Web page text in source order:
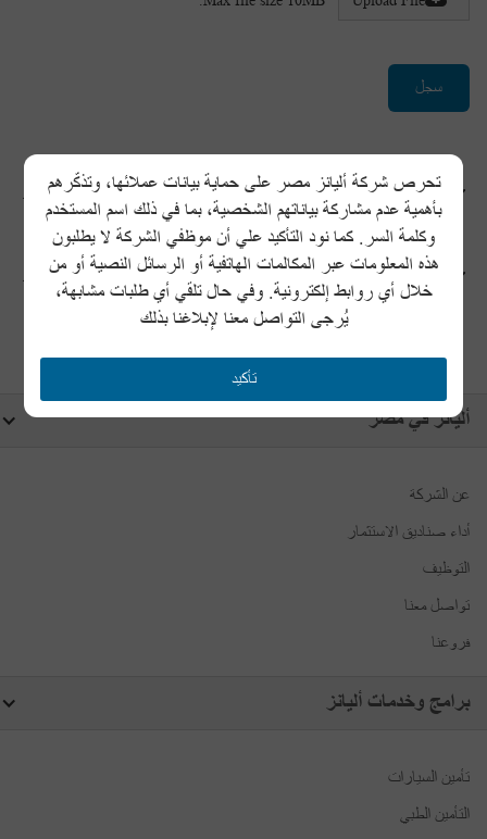
Allianz is fully committed to a workplace free of discrimination and
actively promotes equal opportunities where all candidates have the
same opportunity.
Allianz is committed to building a diverse workplace and recognizes
that diverse employees bring varied skills, knowledge, backgrounds
and perspectives to the workplace.
أليانز في مصر
عن الشركة
أداء صناديق الاستثمار
التوظيف
تواصل معنا
فروعنا
برامج وخدمات أليانز
تأمين السيارات
التأمين الطبي
تحرص شركة أليانز مصر على حماية بيانات عملائها، وتذكّرهم
بأهمية عدم مشاركة بياناتهم الشخصية، بما في ذلك اسم المستخدم
وكلمة السر. كما نود التأكيد علي أن موظفي الشركة لا يطلبون
هذه المعلومات عبر المكالمات الهاتفية أو الرسائل النصية أو من
خلال أي روابط إلكترونية. وفي حال تلقي أي طلبات مشابهة،
يُرجى التواصل معنا لإبلاغنا بذلك
تأكيد